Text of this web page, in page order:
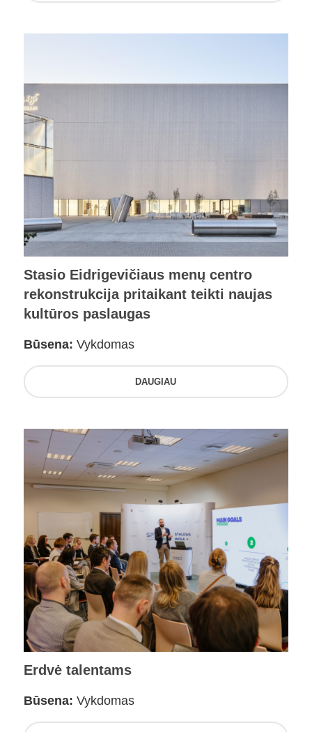
Stasio Eidrigevičiaus menų centro
rekonstrukcija pritaikant teikti naujas
kultūros paslaugas
Būsena: Vykdomas
DAUGIAU
Erdvė talentams
Būsena: Vykdomas